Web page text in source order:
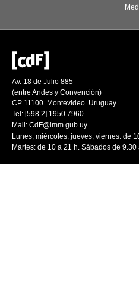
Av. 18 de Julio 885
(entre Andes y Convención)
CP 11100. Montevideo. Uruguay
Tel: [598 2] 1950 7960
Mail: CdF@imm.gub.uy
Lunes, miércoles, jueves, viernes: de
Martes: de 10 a 21 h. Sábados de 9.30